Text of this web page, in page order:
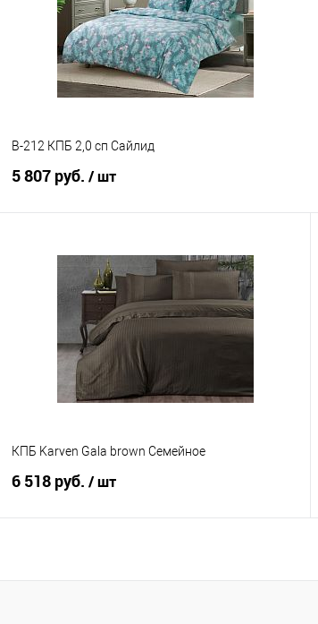
В избранное
В наличии
B-212 КПБ 2,0 сп Сайлид
5 807 руб. / шт
Купить в 1 клик
Сравнение
В избранное
КПБ Karven Gala brown Семейное
6 518 руб. / шт